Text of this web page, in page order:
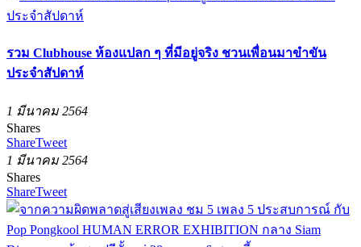
รวม Clubhouse ห้องแปลก ๆ ที่มีอยู่จริง ชวนเพื่อนมาขำขัน
ประจำสัปดาห์
1 มีนาคม 2564
Shares
ShareTweet
1 มีนาคม 2564
Shares
ShareTweet